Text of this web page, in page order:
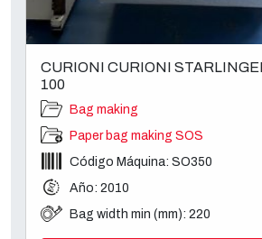
CURIONI CURIONI
100
Bag making
Paper bag making SOS
Código Máquina: SO350
Año: 2010
Bag width min (mm): 220